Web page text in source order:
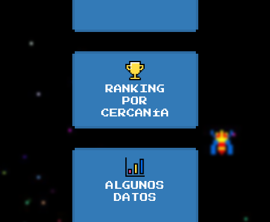
RANKING
POR
CERCANÍA
ALGUNOS
DATOS